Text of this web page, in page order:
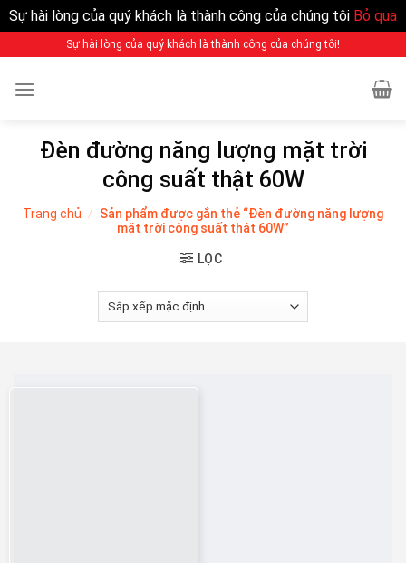
Sự hài lòng của quý khách là thành công của chúng tôi Bỏ qua
Sự hài lòng của quý khách là thành công của chúng tôi!
Đèn đường năng lượng mặt trời
công suất thật 60W
Trang chủ / Sản phẩm được gắn thẻ “Đèn đường năng lượng
mặt trời công suất thật 60W”
LỌC